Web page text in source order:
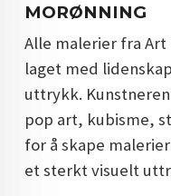
MORØNNING
Alle malerier fra Art
laget med
uttrykk.
pop art, kubisme,
for å skape
et sterkt visuelt